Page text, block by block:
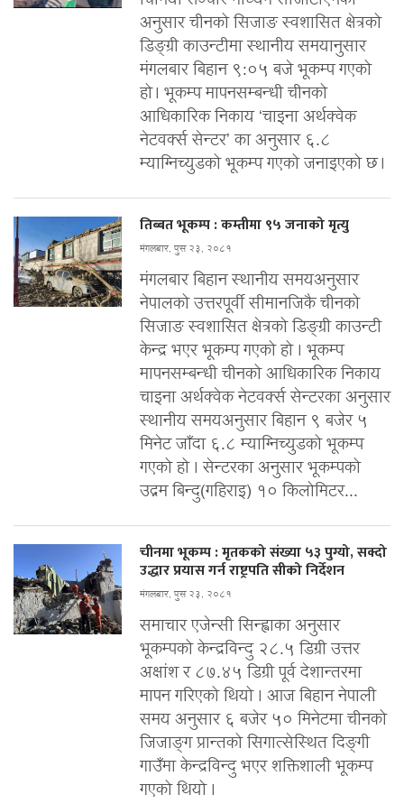
अनुसार चीनको सिजाङ स्वशासित क्षेत्रको
डिङ्ग्री काउन्टीमा स्थानीय समयानुसार
मंगलबार बिहान ९:०५ बजे भूकम्प गएको
हो । भूकम्प मापनसम्बन्धी चीनको
आधिकारिक निकाय ‘चाइना अर्थक्वेक
नेटवर्क्स सेन्टर’ का अनुसार ६.८
म्याग्निच्युडको भूकम्प गएको जनाइएको छ ।
तिब्बत भूकम्प : कम्तीमा ९५ जनाको मृत्यु
मंगलबार, पुस २३, २०८१
मंगलबार बिहान स्थानीय समयअनुसार
नेपालको उत्तरपूर्वी सीमानजिकै चीनको
सिजाङ स्वशासित क्षेत्रको डिङ्ग्री काउन्टी
केन्द्र भएर भूकम्प गएको हो । भूकम्प
मापनसम्बन्धी चीनको आधिकारिक निकाय
चाइना अर्थक्वेक नेटवर्क्स सेन्टरका अनुसार
स्थानीय समयअनुसार बिहान ९ बजेर ५
मिनेट जाँदा ६.८ म्याग्निच्युडको भूकम्प
गएको हो । सेन्टरका अनुसार भूकम्पको
उद्गम बिन्दु(गहिराइ) १० किलोमिटर...
चीनमा भूकम्प : मृतकको संख्या ५३ पुग्यो, सक्दो
उद्धार प्रयास गर्न राष्ट्रपति सीको निर्देशन
मंगलबार, पुस २३, २०८१
समाचार एजेन्सी सिन्ह्वाका अनुसार
भूकम्पको केन्द्रविन्दु २८.५ डिग्री उत्तर
अक्षांश र ८७.४५ डिग्री पूर्व देशान्तरमा
मापन गरिएको थियो । आज बिहान नेपाली
समय अनुसार ६ बजेर ५० मिनेटमा चीनको
जिजाङ्ग प्रान्तको सिगात्सेस्थित दिङ्गी
गाउँमा केन्द्रविन्दु भएर शक्तिशाली भूकम्प
गएको थियो ।